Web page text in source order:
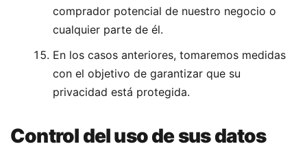
comprador potencial de nuestro negocio o
cualquier parte de él.
En los casos anteriores, tomaremos medidas
con el objetivo de garantizar que su
privacidad está protegida.
Control del uso de sus datos